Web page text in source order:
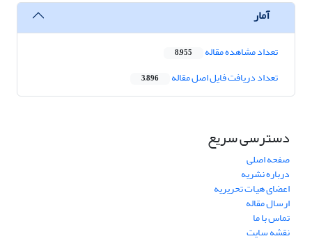
آمار
تعداد مشاهده مقاله 8,955
تعداد دریافت فایل اصل مقاله 3,896
دسترسی سریع
صفحه اصلی
درباره نشریه
اعضای هیات تحریریه
ارسال مقاله
تماس با ما
نقشه سایت